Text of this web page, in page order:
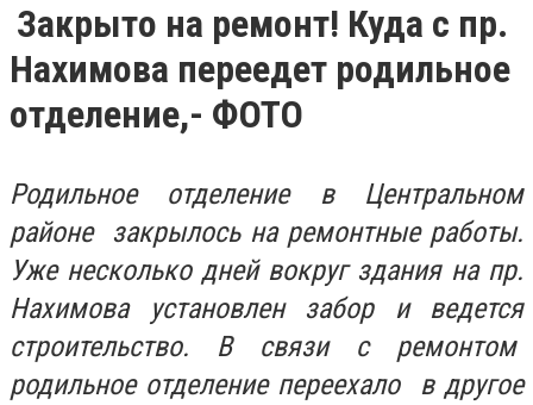
Закрыто на ремонт! Куда с пр.
Нахимова переедет родильное
отделение,- ФОТО
Родильное отделение в Центральном
районе закрылось на ремонтные работы.
Уже несколько дней вокруг здания на пр.
Нахимова установлен забор и ведется
строительство. В связи с ремонтом
родильное отделение переехало в другое